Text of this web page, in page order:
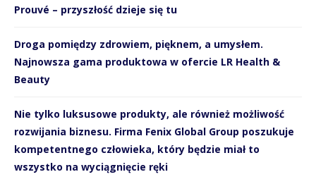
Prouvé – przyszłość dzieje się tu
Droga pomiędzy zdrowiem, pięknem, a umysłem.
Najnowsza gama produktowa w ofercie LR Health &
Beauty
Nie tylko luksusowe produkty, ale również możliwość
rozwijania biznesu. Firma Fenix Global Group poszukuje
kompetentnego człowieka, który będzie miał to
wszystko na wyciągnięcie ręki